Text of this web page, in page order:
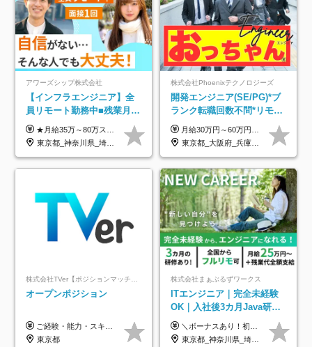
アワーズシップ株式会社
【インフラエンジニア】全
員リモート勤務中■残業月
3h■最大3ヶ月の連休あり■
年休126日■20～30代活躍
中！
★月給35万～80万スタートも可 【未経験の方】 ■月給26万～80万＋賞与年2回（年2ヶ月分） 【何かしらのインフラエンジニア経験をお持ちの方】 ■月給35万～80万＋賞与年2回（年2ヶ月分） ※スキル・経験などを考慮し決定します ※試用期間6ヶ月あり。期間中は契約社員となります。その他の待遇に差異はありません（試用期間終了後、昇給の可能性あり） ※上記金額には固定残業代（月30時間分／4万9600円～15万2600円）を含みます。超過分は別途支給いたします。 ＼頑張りはインセンティブで還元！／ クライアントに貢献度を評価され、当社のエンジニアが追加で案件に参画することになるなど、会社にとって利益になる行動はしっかり評価します。 会社の成長に貢献できていることを実感でき、「もっと頑張ろう」と思える体制づくりを整えています！
東京都_神奈川県_埼玉県_千葉県_大阪府
株式会社Phoenixテクノロジーズ
開発エンジニア(SE/PG)*ブ
ランク転職回数不問*リモー
ト案件多数*残業ほぼ0*通院
のための半休制度あり
月給30万円～60万円+住宅手当+職能手当+役職手当+決算賞与+報奨金 ※経験・能力を考慮し、優遇します ※給与には20時間分のみなし時間外手当(3万7000円以上)を含みます(超過時間分は別途追加支給) ※試用期間3～6ヵ月あり(その間の給与、待遇に差異なし) ※場合によって契約社員での採用の可能性あり(面接時に応相談)
東京都_大阪府_兵庫県_京都府_福岡県
オープンポジション
ご経験・能力・スキル等により、当社基準にて優遇・相談のうえ決定いたします。
東京都
株式会社まぁぶるずワークス
ITエンジニア｜完全未経験
OK｜入社後3カ月Java研修
｜リモート率8割以上｜充実
のキャリア支援｜残業月10h
＼ボーナスあり！初年度から年収300万円以上／ ■月給25万円～35万円＋残業代全額支給＋各種手当＋賞与年1回 ◎経験・年齢・スキルなどを考慮し、できるだけ優遇します ◎試用期間中(3カ月)は契約社員で、月給21万円＋諸手当になります。 (試用期間中は残業が発生しません。その他の待遇に変更はありません) ----------------- ＼3つの評価軸！実力次第で早期収入アップ！／ 【1】スキル(IT理解、実装力、設計) 【2】実務力(現場評価、コミュ力、品質) 【3】姿勢(自走力、意欲、責任感) この3つの評価軸で、3カ月ごとに評価。社内グレードにより、給与が決まる明確な仕組みです。何ができれば給与が上がるのか分かりやすく、実力や努力次第で早期に収入を増やせます！ 【固定残業代について】 なし（残業代は、実際の労働時間に応じて別途全額支給）
東京都_神奈川県_埼玉県_千葉県_大阪府_愛知県_北海道_青森県_岩手県_宮城県_秋田県_山形県_福島県_茨城県_栃木県_群馬県_新潟県_山梨県_長野県_富山県_石川県_福井県_静岡県_岐阜県_三重県_兵庫県_京都府_滋賀県_奈良県_和歌山県_広島県_岡山県_鳥取県_島根県_山口県_徳島県_香川県_愛媛県_高知県_福岡県_熊本県_佐賀県_長崎県_大分県_宮崎県_鹿児島県_沖縄県